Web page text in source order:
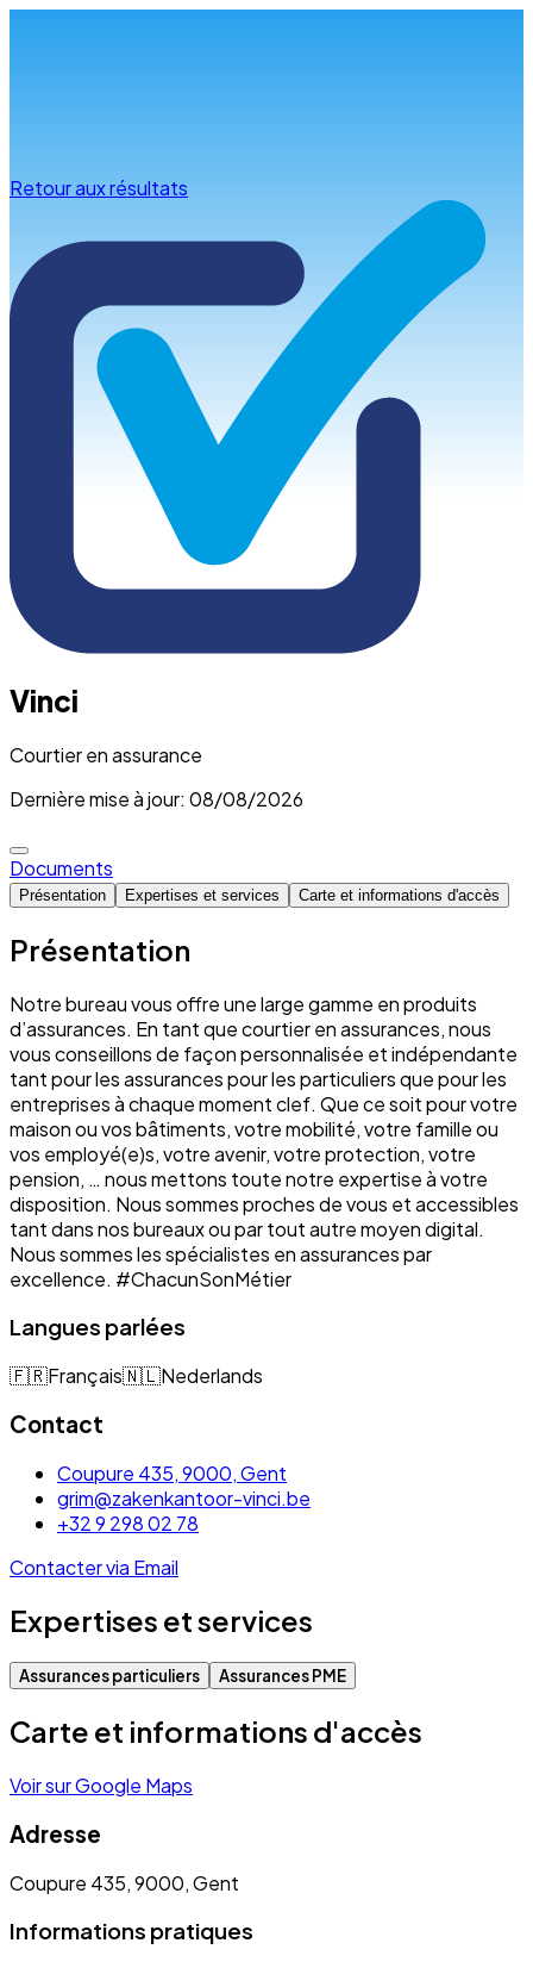
Retour aux résultats
Vinci
Courtier en assurance
Dernière mise à jour: 08/08/2026
Documents
Présentation Expertises et services Carte et informations d'accès
Présentation
Notre bureau vous offre une large gamme en produits
d’assurances. En tant que courtier en assurances, nous
vous conseillons de façon personnalisée et indépendante
tant pour les assurances pour les particuliers que pour les
entreprises à chaque moment clef. Que ce soit pour votre
maison ou vos bâtiments, votre mobilité, votre famille ou
vos employé(e)s, votre avenir, votre protection, votre
pension, … nous mettons toute notre expertise à votre
disposition. Nous sommes proches de vous et accessibles
tant dans nos bureaux ou par tout autre moyen digital.
Nous sommes les spécialistes en assurances par
excellence. #ChacunSonMétier
Langues parlées
🇫🇷Français🇳🇱Nederlands
Contact
Coupure 435, 9000, Gent
grim@zakenkantoor-vinci.be
+32 9 298 02 78
Contacter via Email
Expertises et services
Assurances particuliers Assurances PME
Carte et informations d'accès
Voir sur Google Maps
Adresse
Coupure 435, 9000, Gent
Informations pratiques